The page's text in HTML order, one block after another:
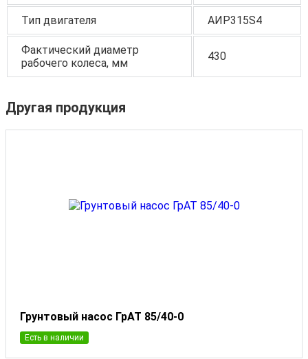
Тип двигателя АИР315S4
Фактический диаметр
рабочего колеса, мм
430
Другая продукция
Грунтовый насос ГрАТ 85/40-0
Есть в наличии